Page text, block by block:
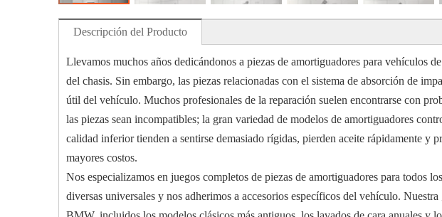
Descripción del Producto
Llevamos muchos años dedicándonos a piezas de amortiguadores para vehículos
del chasis. Sin embargo, las piezas relacionadas con el sistema de absorción de
útil del vehículo. Muchos profesionales de la reparación suelen encontrarse con
las piezas sean incompatibles; la gran variedad de modelos de amortiguadores
calidad inferior tienden a sentirse demasiado rígidas, pierden aceite rápidamente y
mayores costos.
Nos especializamos en juegos completos de piezas de amortiguadores para todos
diversas universales y nos adherimos a accesorios específicos del vehículo.